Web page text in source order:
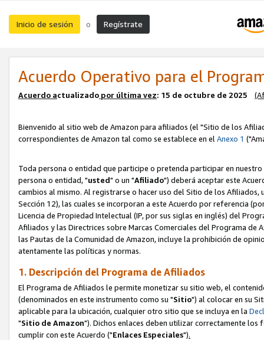
Inicio de sesión o Regístrate
Acuerdo Operativo para el
Acuerdo actualizado por última vez: 15 de octubre de 2025
Bienvenido al sitio web de Amazon para afiliados (el "Sitio de los
correspondientes de Amazon tal como se establece en elAnexo 1
Toda persona o entidad que participe o pretenda participar en
persona o entidad, "usted" o un "Afiliado") deberá aceptar este
cambios al mismo. Al registrarse o hacer uso del Sitio de los
Sección 12), las cuales se incorporan a este Acuerdo por referencia
Licencia de Propiedad Intelectual (IP, por sus siglas en inglés) del
Afiliados y las Directrices sobre Marcas Comerciales del Programa
las Pautas de la Comunidad de Amazon, incluye la prohibición de
atentamente las políticas y normas.
1. Descripción del Programa de Afiliados
El Programa de Afiliados le permite monetizar su sitio web, el
(denominados en este instrumento como su "Sitio") al colocar en su
aplicable para la ubicación, cualquier otro sitio que se incluya en la
"Sitio de Amazon"). Dichos enlaces deben utilizar correctamente los
cumplir con este Acuerdo ("Enlaces Especiales").